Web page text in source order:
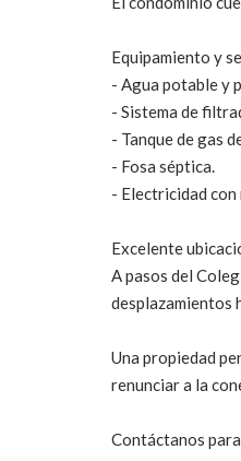
Equipamiento y
- Agua potable y
- Sistema de
- Tanque de gas
- Fosa séptica.
- Electricidad
Excelente
A pasos del
desplazamientos
Una propiedad
renunciar a la
Contáctanos